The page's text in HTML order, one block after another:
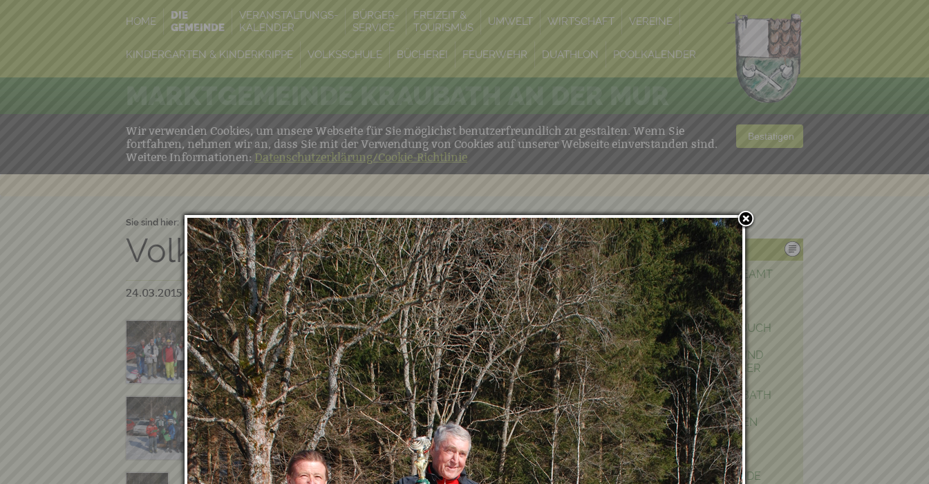
HOME
DIE
GEMEINDE
VERANSTALTUNGS-
KALENDER
BÜRGER-
SERVICE
FREIZEIT &
TOURISMUS
UMWELT WIRTSCHAFT VEREINE
KINDERGARTEN & KINDERKRIPPE VOLKSSCHULE BÜCHEREI FEUERWEHR DUATHLON POOLKALENDER
Wir verwenden Cookies, um unsere Webseite für Sie möglichst benutzerfreundlich zu gestalten. Wenn Sie
fortfahren, nehmen wir an, dass Sie mit der Verwendung von Cookies auf unserer Webseite einverstanden sind.
Weitere Informationen: Datenschutzerklärung/Cookie-Richtlinie
Bestätigen
Sie sind hier: Home → Die Gemeinde → Fotogalerie
Volksschitag 2015
24.03.2015
Die Gemeinde
MARKTGEMEINDEAMT
ÜBER KRAUBATH
GEMEINDETAGEBUCH
EHRENBÜRGER UND
EHRENRINGTRÄGER
POLITIK IN KRAUBATH
BAUEN & WOHNEN
PFARRE
PARTNERGEMEINDE